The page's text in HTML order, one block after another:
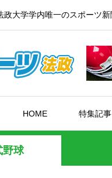
政大学学内唯一のスポーツ新
HOME 特集記事
野球